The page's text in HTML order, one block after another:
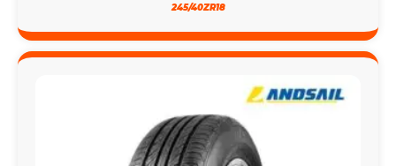
245/40ZR18